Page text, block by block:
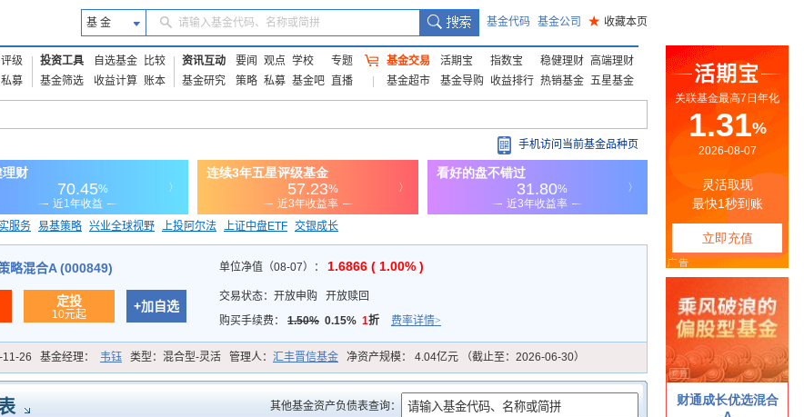
基 金 请输入基金代码、名称或简拼 基金代码 基金公司 ★ 收藏本页
评级
私募
投资工具 自选基金
比较
基金筛选
收益计算 账本
资讯互动 要闻 观点 学校
专题
基金研究
策略 私募 基金吧 直播
基金交易 活期宝 指数宝 稳健理财 高端理财
基金超市
基金导购 收益排行 热销基金 五星基金
手机访问当前基金品种页
服务 易基策略 兴业全球视野 上投阿尔法 上证中盘ETF 交银成长
略混合A (000849)
定投
10元起
+加自选
单位净值（08-07）： 1.6866 ( 1.00% )
交易状态： 开放申购
开放赎回
购买手续费： 1.50% 0.15% 1折 费率详情>
26 基金经理： 韦钰 类型： 混合型-灵活 管理人： 汇丰晋信基金 净资产规模： 4.04亿元 （截止至：2026-06-30）
其他基金资产负债表查询：